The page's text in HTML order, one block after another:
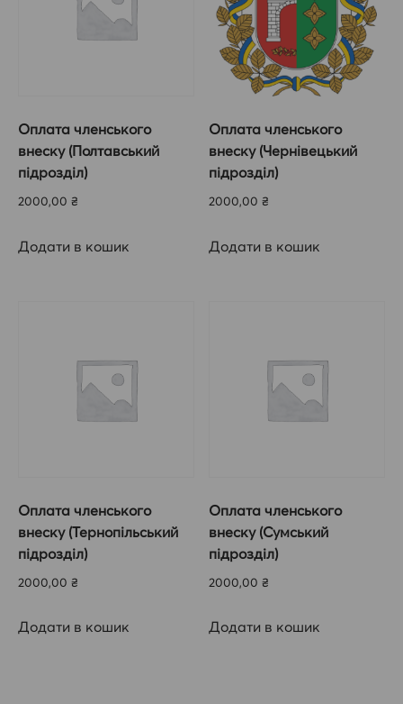
Оплата членського
внеску (Полтавський
підрозділ)
2000,00 ₴
Додати в кошик
Оплата членського
внеску (Чернівецький
підрозділ)
2000,00₴
Додати в кошик
Оплата членського
внеску (Тернопільський
підрозділ)
2000,00 ₴
Додати в кошик
Оплата членського
внеску (Сумський
підрозділ)
2000,00₴
Додати в кошик